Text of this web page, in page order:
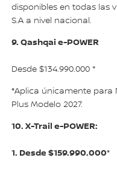
disponibles en todas las
S.A a nivel nacional.
9. Qashqai e-POWER
Desde $134.990.000 *
*Aplica únicamente para
Plus Modelo 2027.
10. X-Trail e-POWER:
1. Desde $159.990.000*